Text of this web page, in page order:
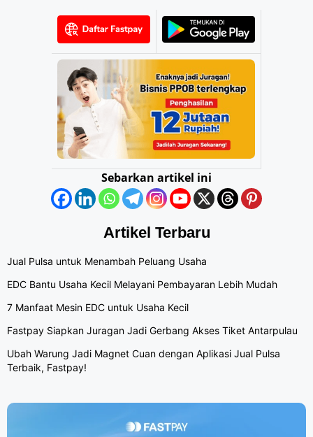
Sebarkan artikel ini
Artikel Terbaru
Jual Pulsa untuk Menambah Peluang Usaha
EDC Bantu Usaha Kecil Melayani Pembayaran Lebih Mudah
7 Manfaat Mesin EDC untuk Usaha Kecil
Fastpay Siapkan Juragan Jadi Gerbang Akses Tiket Antarpulau
Ubah Warung Jadi Magnet Cuan dengan Aplikasi Jual Pulsa
Terbaik, Fastpay!